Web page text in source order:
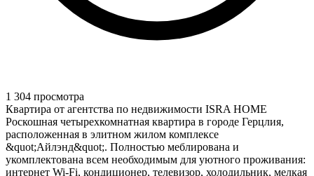
1 304 просмотра
Квартира от агентства по недвижимости ISRA HOME
Роскошная четырехкомнатная квартира в городе Герцлия,
расположенная в элитном жилом комплексе
&quot;Айлэнд&quot;. Полностью меблирована и
укомплектована всем необходимым для уютного проживания:
интернет Wi-Fi, кондиционер, телевизор, холодильник, мелкая